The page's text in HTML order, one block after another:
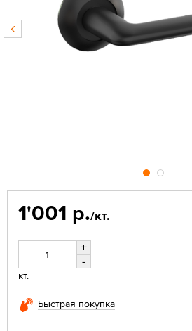
1'001 р./кт.
+
-
кт.
Быстрая покупка